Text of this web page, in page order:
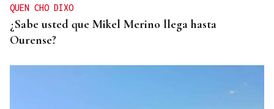
QUEN CHO DIXO
¿Sabe usted que Mikel Merino llega hasta
Ourense?